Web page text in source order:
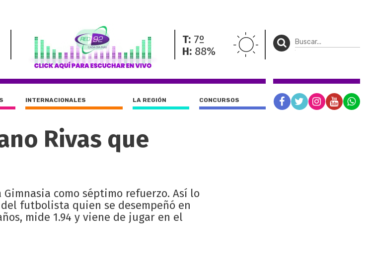
T: 7º
H: 88%
INTERNACIONALES LA REGIÓN CONCURSOS
Rivas que
como séptimo refuerzo. Así lo
futbolista quien se desempeñó en
mide 1.94 y viene de jugar en el